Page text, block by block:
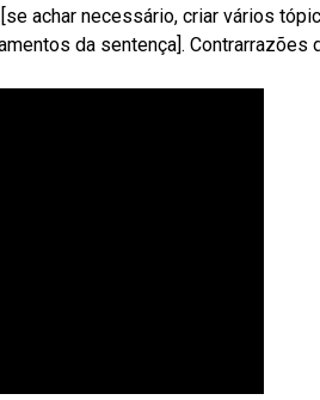
achar necessário, criar vários
da sentença]. Contrarrazões